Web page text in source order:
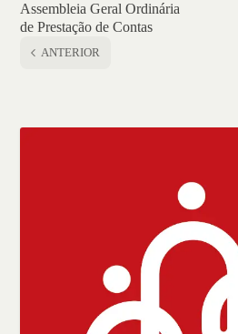
Assembleia Geral Ordinária
de Prestação de Contas
ANTERIOR